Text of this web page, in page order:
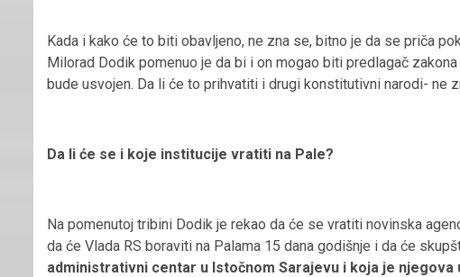
Kada i kako će to biti obavljeno, ne zna se, bitno je da se priča
Milorad Dodik pomenuo je da bi i on mogao biti predlagač
bude usvojen. Da li će to prihvatiti i drugi konstitutivni narodi- ne
Da li će se i koje institucije vratiti na Pale?
Na pomenutoj tribini Dodik je rekao da će se vratiti novinska
da će Vlada RS boraviti na Palama 15 dana godišnje i da će
administrativni centar u Istočnom Sarajevu i koja je